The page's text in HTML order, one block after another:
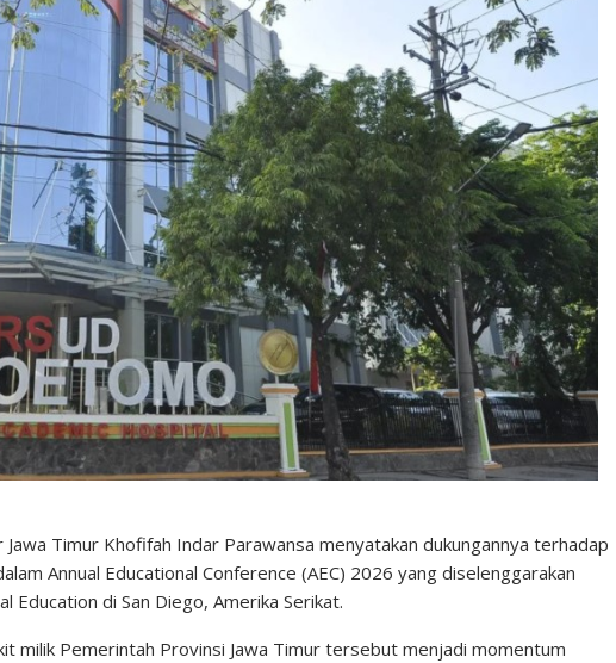
Jawa Timur Khofifah Indar Parawansa menyatakan dukungannya terhadap
Annual Educational Conference (AEC) 2026 yang diselenggarakan
Education di San Diego, Amerika Serikat.
milik Pemerintah Provinsi Jawa Timur tersebut menjadi momentum